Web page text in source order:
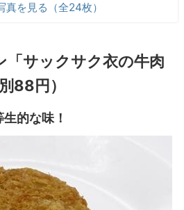
真を見る（全24枚）
サックサク衣の牛肉
88円）
的な味！